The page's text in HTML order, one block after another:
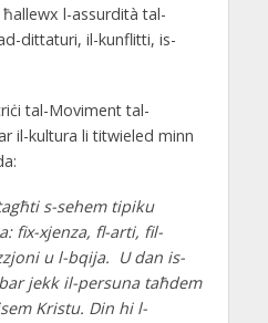
l-assurdità tal-
dittaturi, il-kunflitti, is-
tal-Moviment tal-
il-kultura li titwieled minn
s-sehem tipiku
fix-xjenza, fl-arti, fil-
u l-bqija. U dan is-
jekk il-persuna taħdem
Kristu. Din hi l-